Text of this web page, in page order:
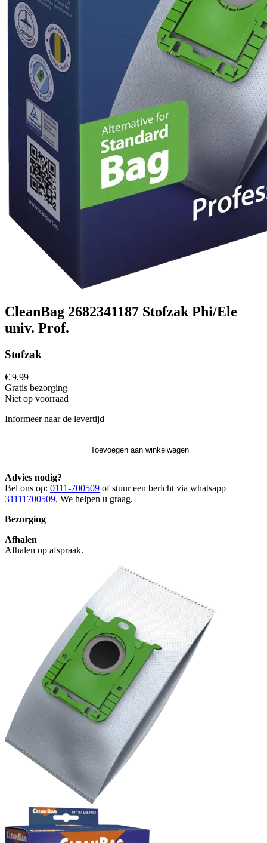
CleanBag 2682341187 Stofzak Phi/Ele
univ. Prof.
Stofzak
€ 9,99
Gratis bezorging
Niet op voorraad
Informeer naar de levertijd
Toevoegen aan winkelwagen
Advies nodig?
Bel ons op: 0111-700509 of stuur een bericht via whatsapp
31111700509. We helpen u graag.
Bezorging
Afhalen
Afhalen op afspraak.